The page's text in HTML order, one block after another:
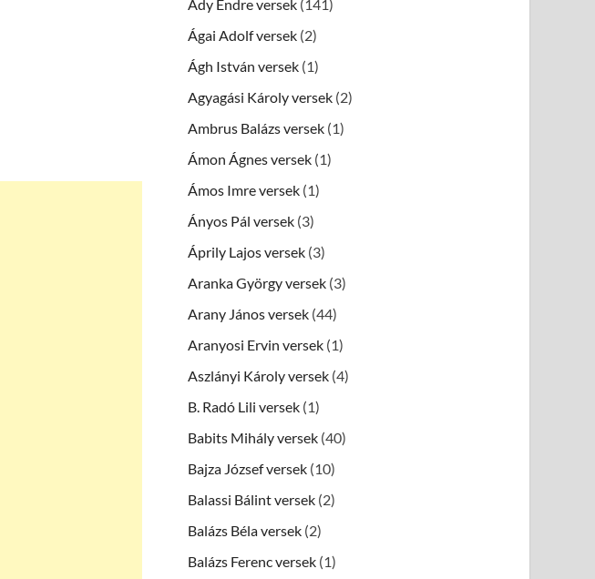
Ady Endre versek (141)
Ágai Adolf versek (2)
Ágh István versek (1)
Agyagási Károly versek (2)
Ambrus Balázs versek (1)
Ámon Ágnes versek (1)
Ámos Imre versek (1)
Ányos Pál versek (3)
Áprily Lajos versek (3)
Aranka György versek (3)
Arany János versek (44)
Aranyosi Ervin versek (1)
Aszlányi Károly versek (4)
B. Radó Lili versek (1)
Babits Mihály versek (40)
Bajza József versek (10)
Balassi Bálint versek (2)
Balázs Béla versek (2)
Balázs Ferenc versek (1)